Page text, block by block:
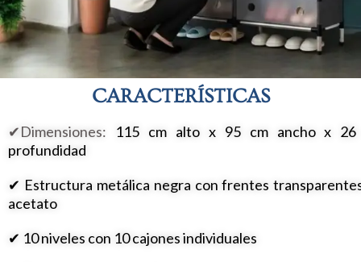
CARACTERÍSTICAS
✔Dimensiones: 115 cm alto x 95 cm ancho x 26
profundidad
✔ Estructura metálica negra con frentes
acetato
✔ 10 niveles con 10 cajones individuales